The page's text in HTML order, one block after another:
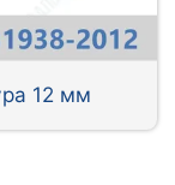
12 мм